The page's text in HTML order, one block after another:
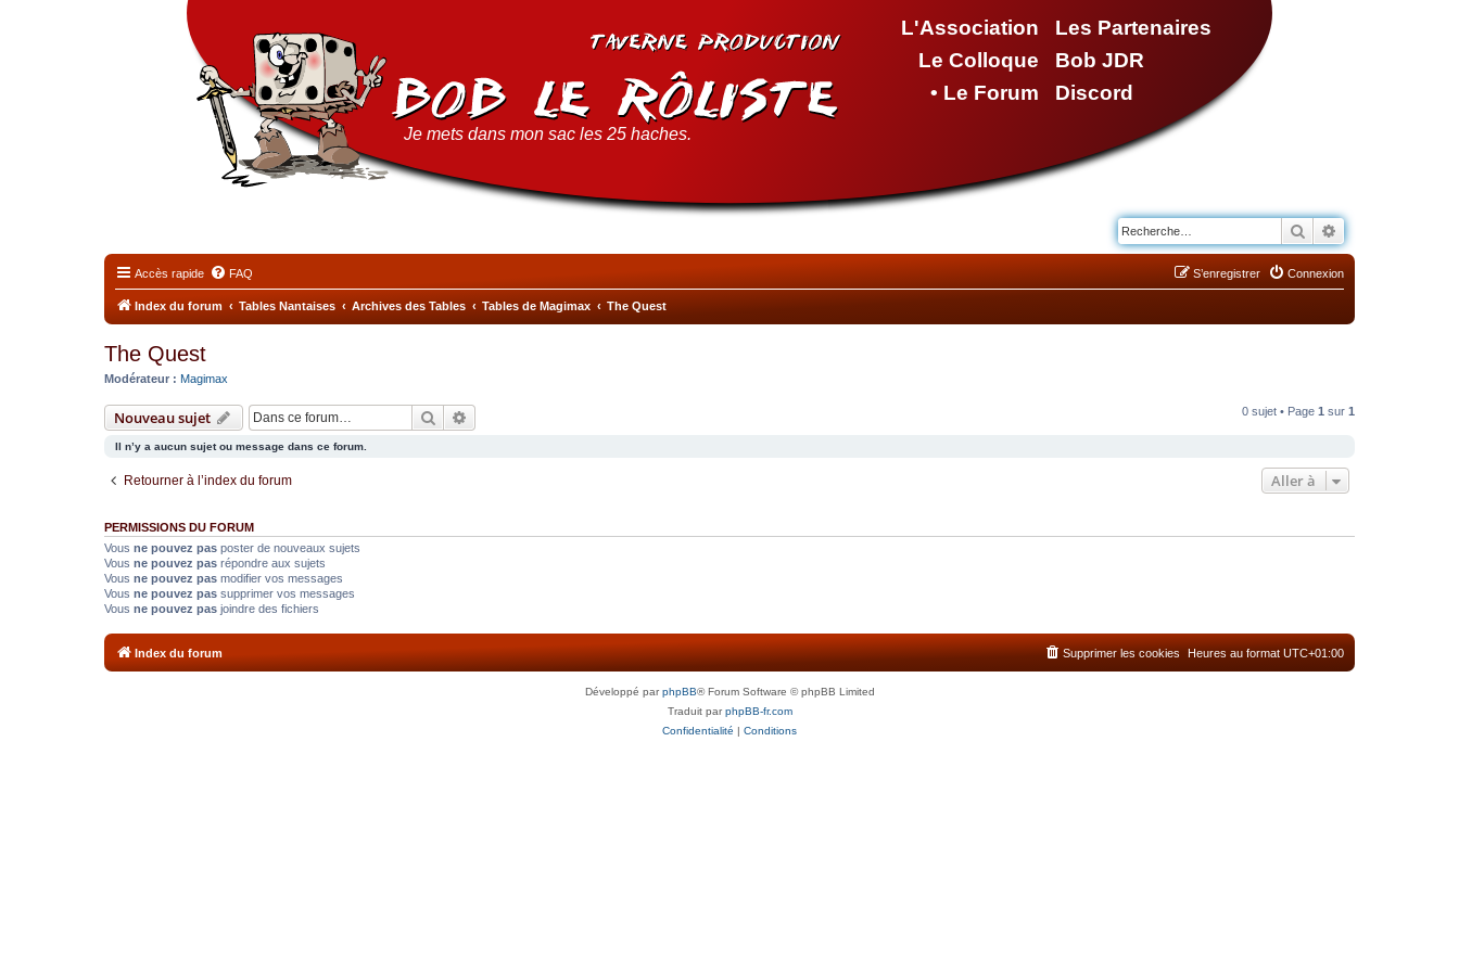
L'Association
Le Colloque
• Le Forum
Les Partenaires
Bob JDR
Discord
Je mets dans mon sac les 25 haches.
Rechercher
Accès rapide FAQ Connexion
S’enregistrer
Index du forum Tables Nantaises Archives des Tables Tables de Magimax The Quest
The Quest
Modérateur : Magimax
Nouveau sujet Rechercher 0 sujet • Page 1 sur 1
Il n’y a aucun sujet ou message dans ce forum.
Retourner à l’index du forum Aller à
PERMISSIONS DU FORUM
Vous ne pouvez pas poster de nouveaux sujets
Vous ne pouvez pas répondre aux sujets
Vous ne pouvez pas modifier vos messages
Vous ne pouvez pas supprimer vos messages
Vous ne pouvez pas joindre des fichiers
Index du forum Heures au format UTC+01:00
Supprimer les cookies
Développé parphpBB® Forum Software © phpBB Limited
Traduit parphpBB-fr.com
Confidentialité | Conditions